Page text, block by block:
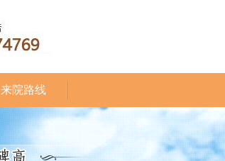
来院路线